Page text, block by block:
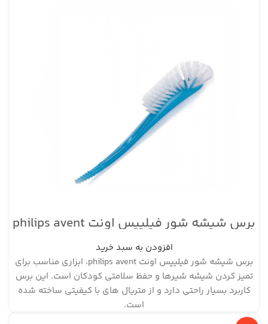
برس شیشه شور فیلیپس اونت philips avent
افزودن به سبد خرید
برس شیشه شور فیلیپس اونت philips avent، ابزاری مناسب برای
تمیز کردن شیشه شیرها و حفظ سلامتی کودکان است. این برس
کاربرد بسیار راحتی دارد و از متریال های با کیفیتی ساخته شده
است.